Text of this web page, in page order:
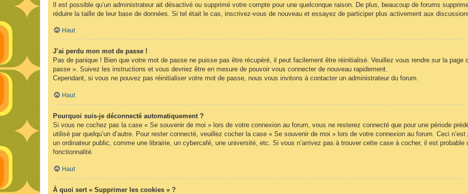
Il est possible qu’un administrateur ait désactivé ou supprimé votre compte pour une quelconque raison. De plus, beaucoup de forums
réduire la taille de leur base de données. Si tel était le cas, inscrivez-vous de nouveau et essayez de participer plus activement aux
Haut
J’ai perdu mon mot de passe !
Pas de panique ! Bien que votre mot de passe ne puisse pas être récupéré, il peut facilement être réinitialisé. Veuillez vous rendre sur la page
passe ». Suivez les instructions et vous devriez être en mesure de pouvoir vous connecter de nouveau rapidement.
Cependant, si vous ne pouvez pas réinitialiser votre mot de passe, nous vous invitons à contacter un administrateur du forum.
Haut
Pourquoi suis-je déconnecté automatiquement ?
Si vous ne cochez pas la case « Se souvenir de moi » lors de votre connexion au forum, vous ne resterez connecté que pour une période
utilisé par quelqu’un d’autre. Pour rester connecté, veuillez cocher la case « Se souvenir de moi » lors de votre connexion au forum. Ceci
un ordinateur public, comme une librairie, un cybercafé, une université, etc. Si vous n’arrivez pas à trouver cette case à cocher, il est
fonctionnalité.
Haut
À quoi sert « Supprimer les cookies » ?